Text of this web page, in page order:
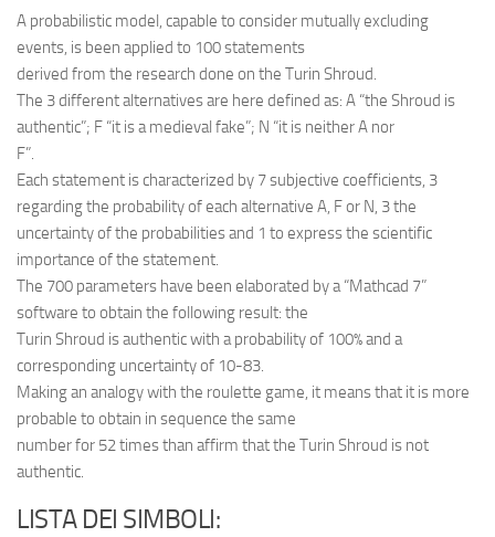
A probabilistic model, capable to consider mutually excluding
events, is been applied to 100 statements
derived from the research done on the Turin Shroud.
The 3 different alternatives are here defined as: A “the Shroud is
authentic”; F “it is a medieval fake”; N “it is neither A nor
F”.
Each statement is characterized by 7 subjective coefficients, 3
regarding the probability of each alternative A, F or N, 3 the
uncertainty of the probabilities and 1 to express the scientific
importance of the statement.
The 700 parameters have been elaborated by a “Mathcad 7”
software to obtain the following result: the
Turin Shroud is authentic with a probability of 100% and a
corresponding uncertainty of 10-83.
Making an analogy with the roulette game, it means that it is more
probable to obtain in sequence the same
number for 52 times than affirm that the Turin Shroud is not
authentic.
LISTA DEI SIMBOLI: